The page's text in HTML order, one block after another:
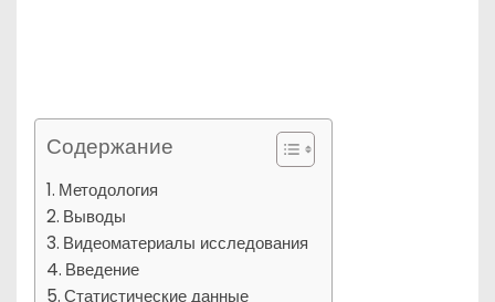
Содержание
Методология
Выводы
Видеоматериалы исследования
Введение
Статистические данные